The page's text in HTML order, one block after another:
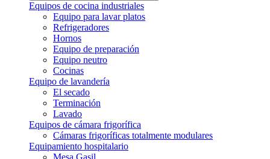
Equipos de cocina industriales
Equipo para lavar platos
Refrigeradores
Hornos
Equipo de preparación
Equipo neutro
Cocinas
Equipo de lavandería
El secado
Terminación
Lavado
Equipos de cámara frigorífica
Cámaras frigoríficas totalmente modulares
Equipamiento hospitalario